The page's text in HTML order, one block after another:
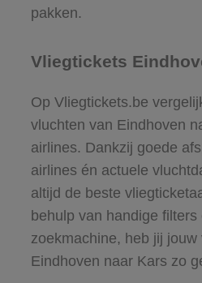
pakken.
Vliegtickets
Op Vliegtickets.be
vluchten van Eindhoven
airlines. Dankzij goede
airlines én actuele
altijd de beste
behulp van handige
zoekmachine, heb jij jouw
Eindhoven naar Kars zo